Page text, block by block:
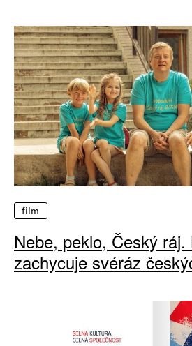
film
Nebe, peklo, Český
zachycuje svéráz